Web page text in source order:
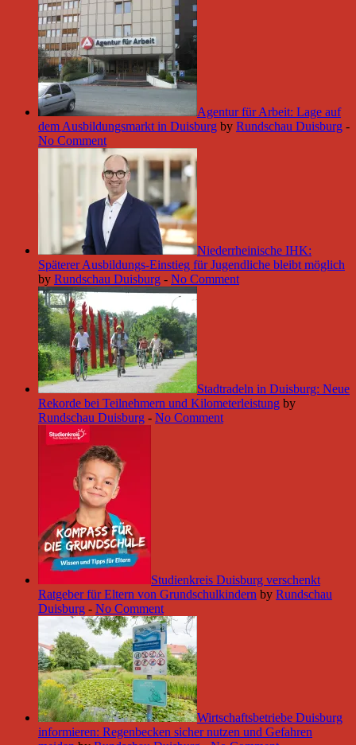
Agentur für Arbeit: Lage auf
dem Ausbildungsmarkt in Duisburg by Rundschau Duisburg -
No Comment
Niederrheinische IHK:
Späterer Ausbildungs-Einstieg für Jugendliche bleibt möglich
by Rundschau Duisburg - No Comment
Stadtradeln in Duisburg: Neue
Rekorde bei Teilnehmern und Kilometerleistung by
Rundschau Duisburg - No Comment
Studienkreis Duisburg verschenkt
Ratgeber für Eltern von Grundschulkindern by Rundschau
Duisburg - No Comment
Wirtschaftsbetriebe Duisburg
informieren: Regenbecken sicher nutzen und Gefahren